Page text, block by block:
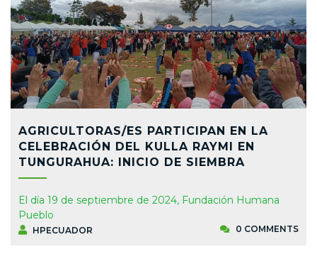
AGRICULTORAS/ES PARTICIPAN EN LA
CELEBRACIÓN DEL KULLA RAYMI EN
TUNGURAHUA: INICIO DE SIEMBRA
El día 19 de septiembre de 2024, Fundación Humana
Pueblo
HPECUADOR 0 COMMENTS